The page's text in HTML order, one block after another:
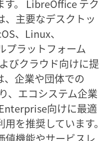
す。 LibreOffice テク
、主要なデスクトッ
、Linux、
プラットフォーム
びクラウド向けに提
、企業や団体での
、エコシステム企業
向けに最適
を推奨しています。